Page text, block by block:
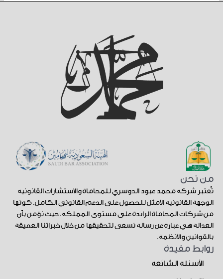
من نحن
تُعتبر شركة محمد عبود الدوسري للمحاماة والاستشارات القانونية
الوجهة القانونية الأمثل للحصول على الدعم القانوني الكامل. كونها
من شركات المحاماة الرائدة على مستوى المملكة. حيث نؤمن بأن
العدالة هي عبارة عن رسالة نسعى لتحقيقها من خلال خبراتنا العميقة
بالقوانين والأنظمة.
روابط مفيدة
الأسئلة الشائعة